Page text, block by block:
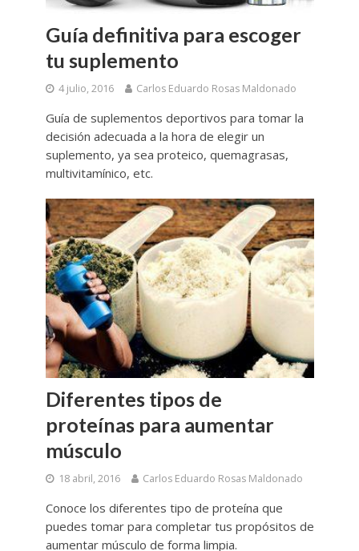
Guía definitiva para escoger
tu suplemento
4 julio, 2016 Carlos Eduardo Rosas Maldonado
Guía de suplementos deportivos para tomar la
decisión adecuada a la hora de elegir un
suplemento, ya sea proteico, quemagrasas,
multivitamínico, etc.
Diferentes tipos de
proteínas para aumentar
músculo
18 abril, 2016 Carlos Eduardo Rosas Maldonado
Conoce los diferentes tipo de proteína que
puedes tomar para completar tus propósitos de
aumentar músculo de forma limpia.